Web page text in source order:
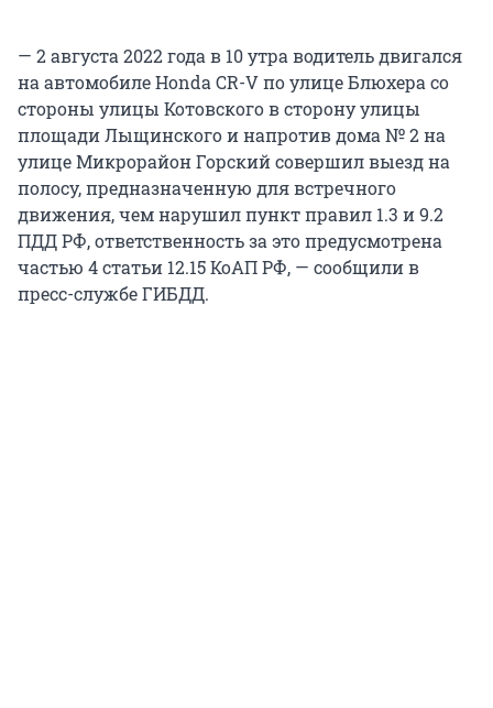
— 2 августа 2022 года в 10 утра водитель двигался
на автомобиле Honda CR-V по улице Блюхера со
стороны улицы Котовского в сторону улицы
площади Лыщинского и напротив дома № 2 на
улице Микрорайон Горский совершил выезд на
полосу, предназначенную для встречного
движения, чем нарушил пункт правил 1.3 и 9.2
ПДД РФ, ответственность за это предусмотрена
частью 4 статьи 12.15 КоАП РФ, — сообщили в
пресс-службе ГИБДД.